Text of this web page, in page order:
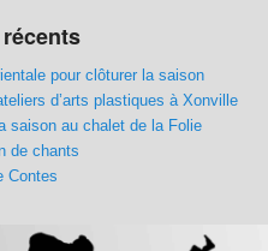
pour clôturer la saison
d’arts plastiques à Xonville
saison au chalet de la Folie
de chants
Contes